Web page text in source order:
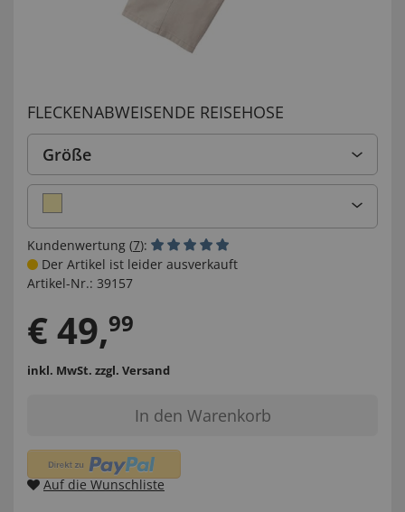
FLECKENABWEISENDE REISEHOSE
Größe
Kundenwertung (7):
Der Artikel ist leider ausverkauft
Artikel-Nr.: 39157
€49,99
inkl. MwSt. zzgl. Versand
In den Warenkorb
Auf die Wunschliste